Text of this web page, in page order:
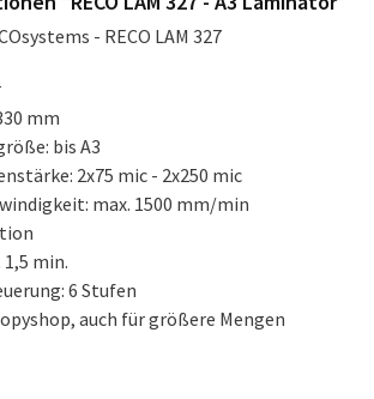
- RECO LAM 327
mm
bis A3
2x75 mic - 2x250 mic
max. 1500 mm/min
min.
6 Stufen
auch für größere Mengen